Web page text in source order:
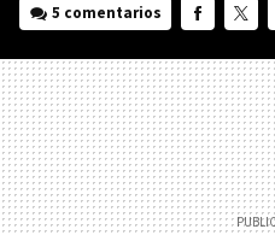
5 comentarios